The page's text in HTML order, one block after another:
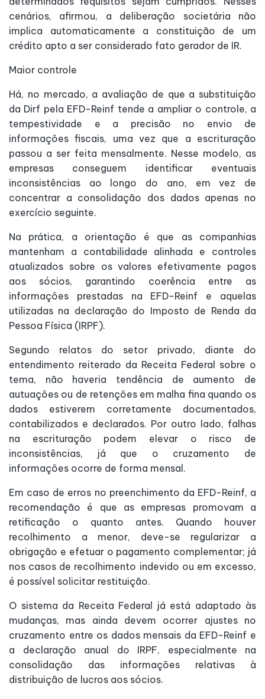
cenários, afirmou, a deliberação societária não
implica automaticamente a constituição de um
crédito apto a ser considerado fato gerador de IR.
Maior controle
Há, no mercado, a avaliação de que a substituição
da Dirf pela EFD-Reinf tende a ampliar o controle, a
tempestividade e a precisão no envio de
informações fiscais, uma vez que a escrituração
passou a ser feita mensalmente. Nesse modelo, as
empresas conseguem identificar eventuais
inconsistências ao longo do ano, em vez de
concentrar a consolidação dos dados apenas no
exercício seguinte.
Na prática, a orientação é que as companhias
mantenham a contabilidade alinhada e controles
atualizados sobre os valores efetivamente pagos
aos sócios, garantindo coerência entre as
informações prestadas na EFD-Reinf e aquelas
utilizadas na declaração do Imposto de Renda da
Pessoa Física (IRPF).
Segundo relatos do setor privado, diante do
entendimento reiterado da Receita Federal sobre o
tema, não haveria tendência de aumento de
autuações ou de retenções em malha fina quando os
dados estiverem corretamente documentados,
contabilizados e declarados. Por outro lado, falhas
na escrituração podem elevar o risco de
inconsistências, já que o cruzamento de
informações ocorre de forma mensal.
Em caso de erros no preenchimento da EFD-Reinf, a
recomendação é que as empresas promovam a
retificação o quanto antes. Quando houver
recolhimento a menor, deve-se regularizar a
obrigação e efetuar o pagamento complementar; já
nos casos de recolhimento indevido ou em excesso,
é possível solicitar restituição.
O sistema da Receita Federal já está adaptado às
mudanças, mas ainda devem ocorrer ajustes no
cruzamento entre os dados mensais da EFD-Reinf e
a declaração anual do IRPF, especialmente na
consolidação das informações relativas à
distribuição de lucros aos sócios.